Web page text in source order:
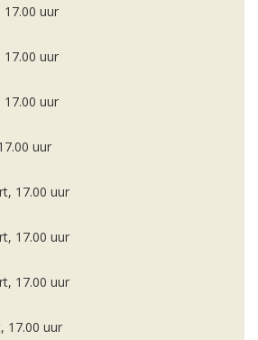
uur
uur
uur
uur
17.00 uur
17.00 uur
17.00 uur
17.00 uur